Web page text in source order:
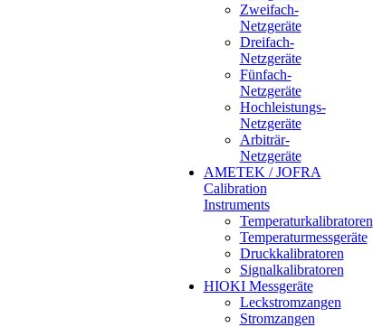
Zweifach-
Netzgeräte
Dreifach-
Netzgeräte
Fünfach-
Netzgeräte
Hochleistungs-
Netzgeräte
Arbiträr-
Netzgeräte
AMETEK / JOFRA
Calibration
Instruments
Temperaturkalibratoren
Temperaturmessgeräte
Druckkalibratoren
Signalkalibratoren
HIOKI Messgeräte
Leckstromzangen
Stromzangen